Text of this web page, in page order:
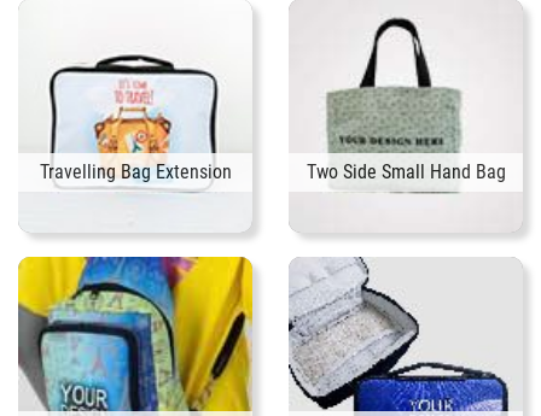
Travelling Bag Extension Two Side Small Hand Bag